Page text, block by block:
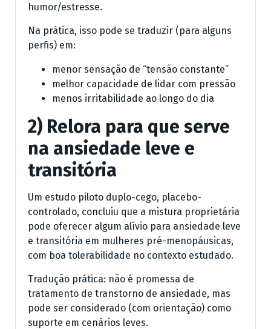
humor/estresse.
Na prática, isso pode se traduzir (para alguns
perfis) em:
menor sensação de “tensão constante”
melhor capacidade de lidar com pressão
menos irritabilidade ao longo do dia
2) Relora para que serve
na ansiedade leve e
transitória
Um estudo piloto duplo-cego, placebo-
controlado, concluiu que a mistura proprietária
pode oferecer algum alívio para ansiedade leve
e transitória em mulheres pré-menopáusicas,
com boa tolerabilidade no contexto estudado.
Tradução prática: não é promessa de
tratamento de transtorno de ansiedade, mas
pode ser considerado (com orientação) como
suporte em cenários leves.